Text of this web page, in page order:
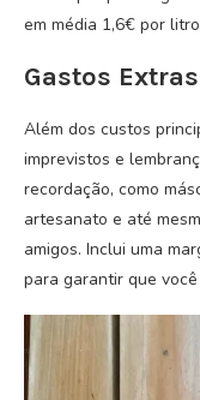
em média 1,6€ por litro
Gastos Extras
Além dos custos
imprevistos e
recordação, como
artesanato e até
amigos. Inclui uma
para garantir que